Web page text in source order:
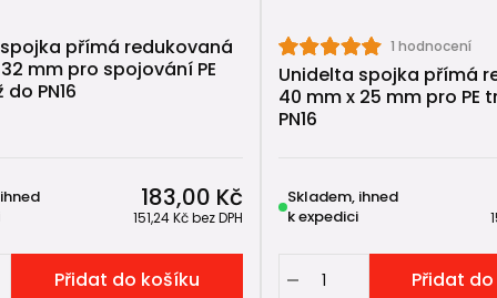
správnou PE redukci
redukce je důležité sledovat předevšímprůměry potrubí
odpovídat průměrům PE trubek, aby byl spoj správně
PE redukce ❓
slouží ke spojení potrubí různých průměrů.
přímá redukovaná
mm pro spojování PE
PN16
183,00 Kč
151,24 Kčbez DPH
Přidat do košíku
1 hodnocení
Unidelta spojka přímá
40 mm x 25 mm pro PE
PN16
Skladem, ihned
k expedici
Přidat